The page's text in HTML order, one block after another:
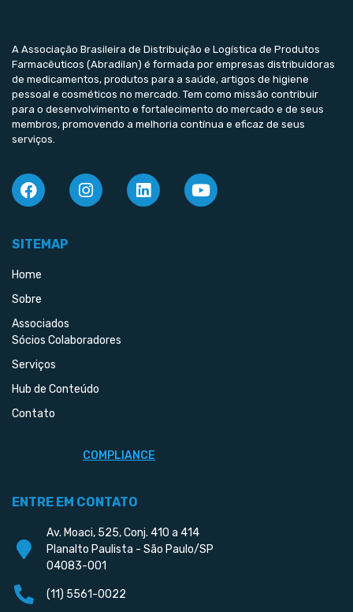
A Associação Brasileira de Distribuição e Logística de Produtos
Farmacêuticos (Abradilan) é formada por empresas distribuidoras
de medicamentos, produtos para a saúde, artigos de higiene
pessoal e cosméticos no mercado. Tem como missão contribuir
para o desenvolvimento e fortalecimento do mercado e de seus
membros, promovendo a melhoria contínua e eficaz de seus
serviços.
SITEMAP
Home
Sobre
Associados
Sócios Colaboradores
Serviços
Hub de Conteúdo
Contato
COMPLIANCE
ENTRE EM CONTATO
Av. Moaci, 525, Conj. 410 a 414
Planalto Paulista - São Paulo/SP
04083-001
(11) 5561-0022